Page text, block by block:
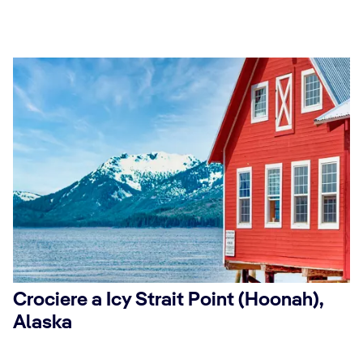
Crociere a Icy Strait Point (Hoonah),
Alaska